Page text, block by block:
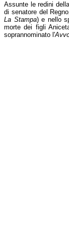
Assunte le redini
di senatore del
La Stampa) e nello
morte dei figli
soprannominato l'